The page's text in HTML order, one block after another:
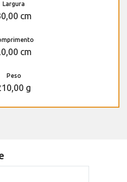
Largura
cm
cm
Peso
g